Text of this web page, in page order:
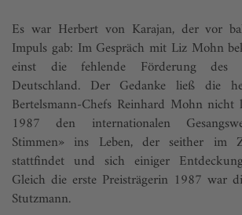
Es war Herbert von Karajan, der vor
Impuls gab: Im Gespräch mit Liz Mohn
einst die fehlende Förderung des
Deutschland. Der Gedanke ließ die
Bertelsmann-Chefs Reinhard Mohn
1987 den internationalen
Stimmen» ins Leben, der seither im
stattfindet und sich einiger
Gleich die erste Preisträgerin 1987 war
Stutzmann.